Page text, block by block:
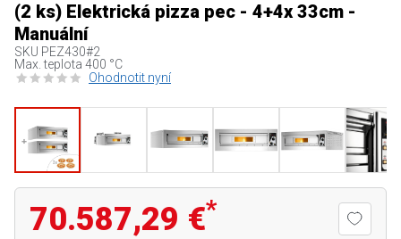
(2 ks) Elektrická pizza pec - 4+4x 33cm -
Manuální
SKU PEZ430#2
Max. teplota 400 °C
Ohodnotit nyní
70.587,29 €*